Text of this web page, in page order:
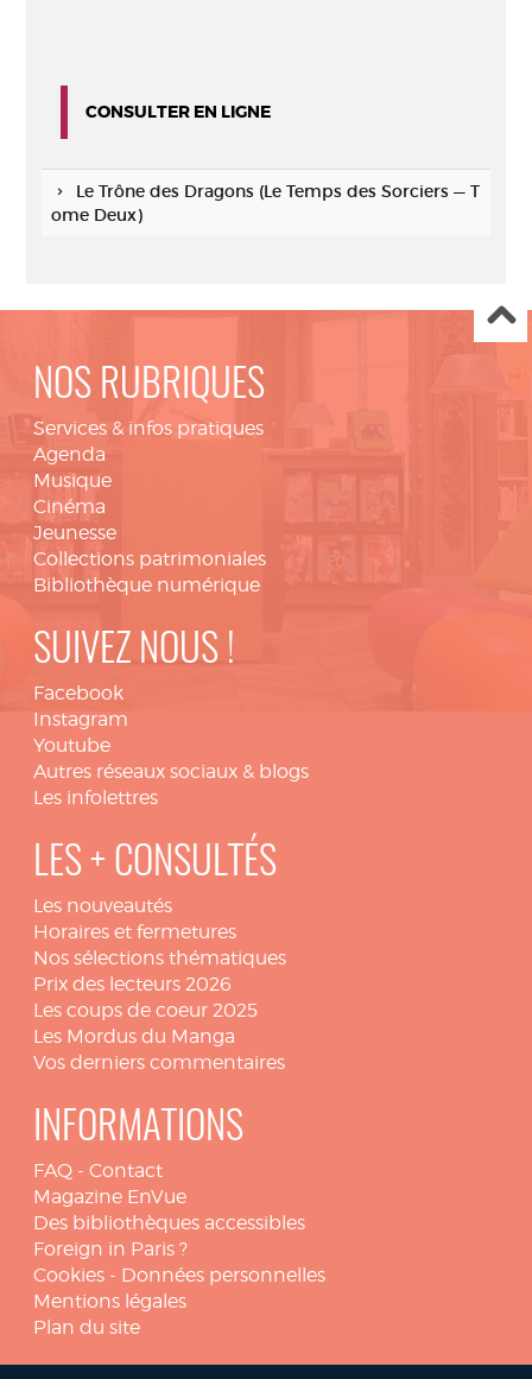
CONSULTER EN LIGNE
Le Trône des Dragons (Le Temps des Sorciers — T
ome Deux)
NOS RUBRIQUES
Services & infos pratiques
Agenda
Musique
Cinéma
Jeunesse
Collections patrimoniales
Bibliothèque numérique
SUIVEZ NOUS !
Facebook
Instagram
Youtube
Autres réseaux sociaux & blogs
Les infolettres
LES + CONSULTÉS
Les nouveautés
Horaires et fermetures
Nos sélections thématiques
Prix des lecteurs 2026
Les coups de coeur 2025
Les Mordus du Manga
Vos derniers commentaires
INFORMATIONS
FAQ - Contact
Magazine EnVue
Des bibliothèques accessibles
Foreign in Paris ?
Cookies - Données personnelles
Mentions légales
Plan du site